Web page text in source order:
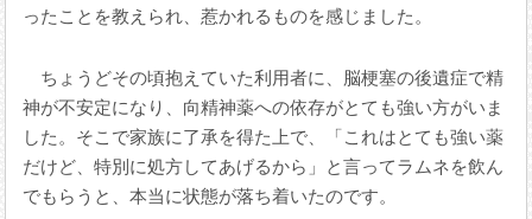
ったことを教えられ、惹かれるものを感じました。
ちょうどその頃抱えていた利用者に、脳梗塞の後遺症で精
神が不安定になり、向精神薬への依存がとても強い方がいま
した。そこで家族に了承を得た上で、「これはとても強い薬
だけど、特別に処方してあげるから」と言ってラムネを飲ん
でもらうと、本当に状態が落ち着いたのです。